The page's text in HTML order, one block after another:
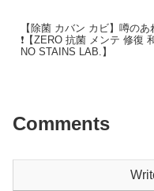
【除菌 カバン カビ】噂のあ
❗️【ZERO 抗菌 メンテ 修復 和歌山 田辺
NO STAINS LAB.】
Comments